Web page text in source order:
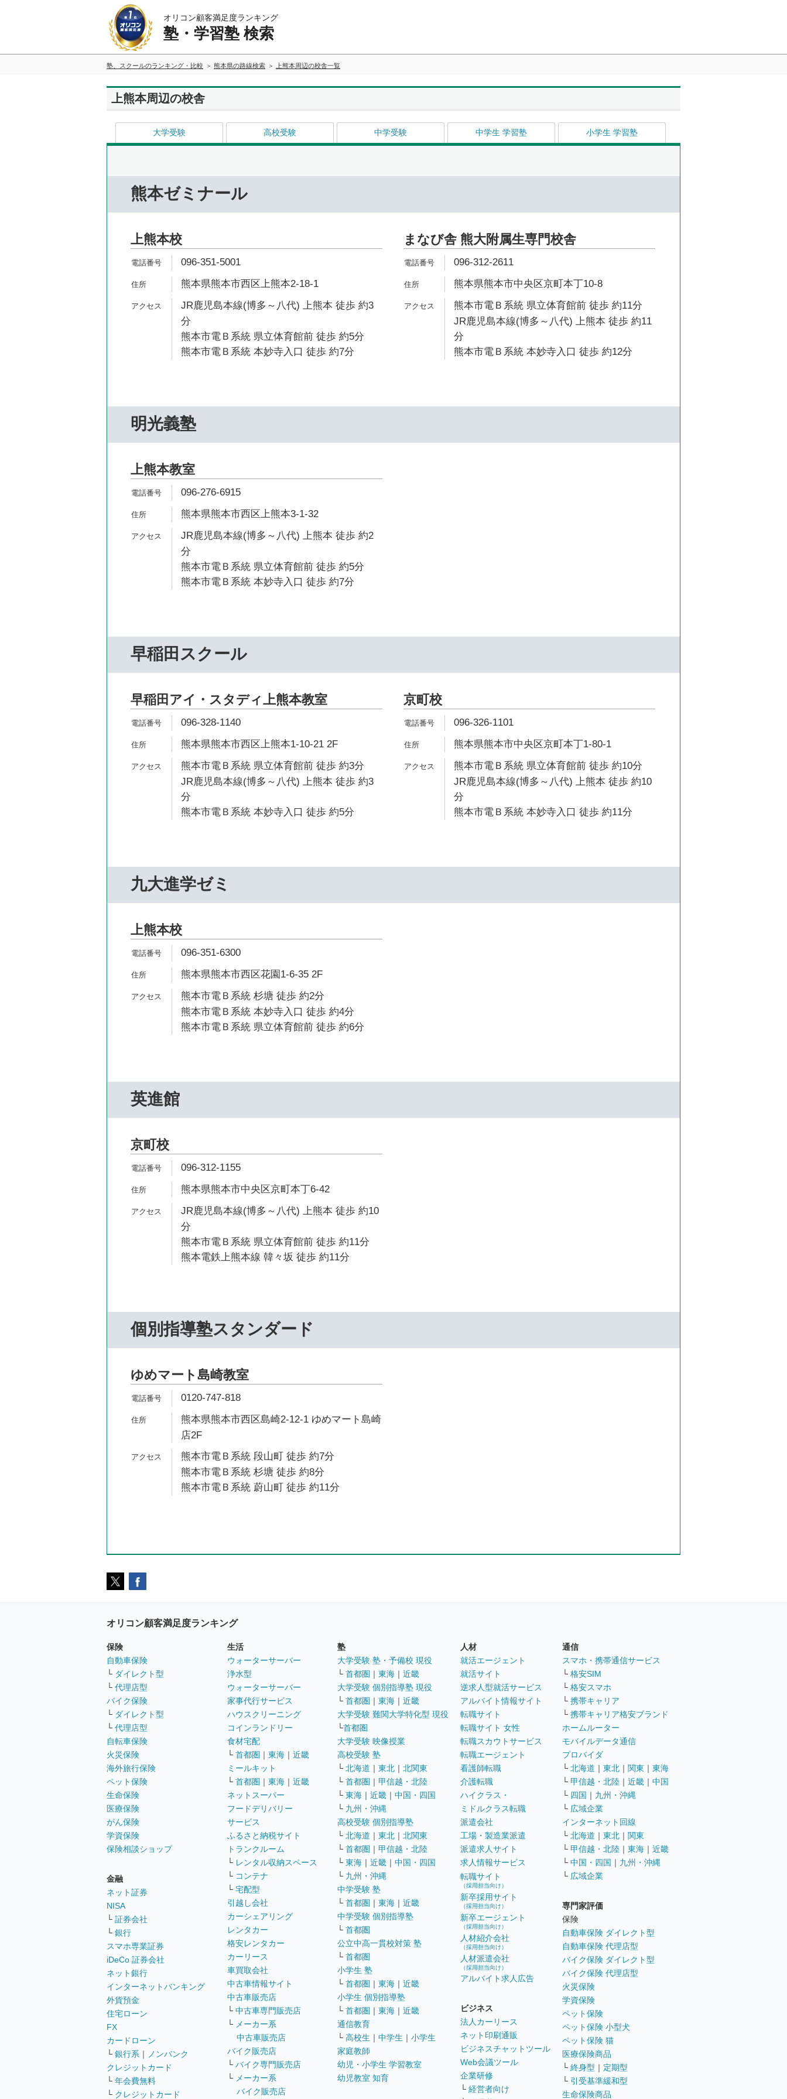
オリコン顧客満足度ランキング
塾・学習塾 検索
塾、スクールのランキング・比較 熊本県の路線検索 上熊本周辺の校舎一覧
上熊本周辺の校舎
大学受験 高校受験 中学受験 中学生 学習塾 小学生 学習塾
熊本ゼミナール
上熊本校
096-351-5001
熊本県熊本市西区上熊本2-18-1
JR鹿児島本線(博多～八代) 上熊本 徒歩 約3
分
熊本市電Ｂ系統 県立体育館前 徒歩 約5分
熊本市電Ｂ系統 本妙寺入口 徒歩 約7分
まなび舎 熊大附属生専門校舎
096-312-2611
熊本県熊本市中央区京町本丁10-8
熊本市電Ｂ系統 県立体育館前 徒歩 約11分
JR鹿児島本線(博多～八代) 上熊本 徒歩 約11
分
熊本市電Ｂ系統 本妙寺入口 徒歩 約12分
明光義塾
上熊本教室
096-276-6915
熊本県熊本市西区上熊本3-1-32
JR鹿児島本線(博多～八代) 上熊本 徒歩 約2
分
熊本市電Ｂ系統 県立体育館前 徒歩 約5分
熊本市電Ｂ系統 本妙寺入口 徒歩 約7分
早稲田スクール
早稲田アイ・スタディ上熊本教室
096-328-1140
熊本県熊本市西区上熊本1-10-21 2F
熊本市電Ｂ系統 県立体育館前 徒歩 約3分
JR鹿児島本線(博多～八代) 上熊本 徒歩 約3
分
熊本市電Ｂ系統 本妙寺入口 徒歩 約5分
京町校
096-326-1101
熊本県熊本市中央区京町本丁1-80-1
熊本市電Ｂ系統 県立体育館前 徒歩 約10分
JR鹿児島本線(博多～八代) 上熊本 徒歩 約10
分
熊本市電Ｂ系統 本妙寺入口 徒歩 約11分
九大進学ゼミ
上熊本校
096-351-6300
熊本県熊本市西区花園1-6-35 2F
熊本市電Ｂ系統 杉塘 徒歩 約2分
熊本市電Ｂ系統 本妙寺入口 徒歩 約4分
熊本市電Ｂ系統 県立体育館前 徒歩 約6分
英進館
京町校
096-312-1155
熊本県熊本市中央区京町本丁6-42
JR鹿児島本線(博多～八代) 上熊本 徒歩 約10
分
熊本市電Ｂ系統 県立体育館前 徒歩 約11分
熊本電鉄上熊本線 韓々坂 徒歩 約11分
個別指導塾スタンダード
ゆめマート島崎教室
0120-747-818
熊本県熊本市西区島崎2-12-1 ゆめマート島崎
店2F
熊本市電Ｂ系統 段山町 徒歩 約7分
熊本市電Ｂ系統 杉塘 徒歩 約8分
熊本市電Ｂ系統 蔚山町 徒歩 約11分
オリコン顧客満足度ランキング
保険
自動車保険
└ ダイレクト型
└ 代理店型
バイク保険
└ ダイレクト型
└ 代理店型
自転車保険
火災保険
海外旅行保険
ペット保険
生命保険
医療保険
がん保険
学資保険
保険相談ショップ
金融
ネット証券
NISA
└ 証券会社
└ 銀行
スマホ専業証券
iDeCo 証券会社
ネット銀行
インターネットバンキング
外貨預金
住宅ローン
FX
カードローン
└ 銀行系 ｜
ノンバンク
クレジットカード
└ 年会費無料
└ クレジットカード
生活
ウォーターサーバー
浄水型
ウォーターサーバー
家事代行サービス
ハウスクリーニング
コインランドリー
食材宅配
└ 首都圏 ｜ 東海 ｜ 近畿
ミールキット
└ 首都圏 ｜ 東海 ｜ 近畿
ネットスーパー
フードデリバリー
サービス
ふるさと納税サイト
トランクルーム
└ レンタル収納スペース
└ コンテナ
└ 宅配型
引越し会社
カーシェアリング
レンタカー
格安レンタカー
カーリース
車買取会社
中古車情報サイト
中古車販売店
└ 中古車専門販売店
└ メーカー系
中古車販売店
バイク販売店
└ バイク専門販売店
└ メーカー系
バイク販売店
塾
大学受験 塾・予備校 現役
└ 首都圏 ｜ 東海 ｜ 近畿
大学受験 個別指導塾 現役
└ 首都圏 ｜ 東海 ｜ 近畿
大学受験 難関大学特化型 現役
└首都圏
大学受験 映像授業
高校受験 塾
└ 北海道 ｜ 東北 ｜ 北関東
└ 首都圏 ｜ 甲信越・北陸
└ 東海 ｜ 近畿 ｜ 中国・四国
└ 九州・沖縄
高校受験 個別指導塾
└ 北海道 ｜ 東北 ｜ 北関東
└ 首都圏 ｜ 甲信越・北陸
└ 東海 ｜ 近畿 ｜ 中国・四国
└ 九州・沖縄
中学受験 塾
└ 首都圏 ｜ 東海 ｜ 近畿
中学受験 個別指導塾
└ 首都圏
公立中高一貫校対策 塾
└ 首都圏
小学生 塾
└ 首都圏 ｜ 東海 ｜ 近畿
小学生 個別指導塾
└ 首都圏 ｜ 東海 ｜ 近畿
通信教育
└ 高校生 ｜ 中学生 ｜ 小学生
家庭教師
幼児・小学生 学習教室
幼児教室 知育
人材
就活エージェント
就活サイト
逆求人型就活サービス
アルバイト情報サイト
転職サイト
転職サイト 女性
転職スカウトサービス
転職エージェント
看護師転職
介護転職
ハイクラス・
ミドルクラス転職
派遣会社
工場・製造業派遣
派遣求人サイト
求人情報サービス
転職サイト
（採用担当向け）
新卒採用サイト
（採用担当向け）
新卒エージェント
（採用担当向け）
人材紹介会社
（採用担当向け）
人材派遣会社
（採用担当向け）
アルバイト求人広告
ビジネス
法人カーリース
ネット印刷通販
ビジネスチャットツール
Web会議ツール
企業研修
└ 経営者向け
通信
スマホ・携帯通信サービス
└ 格安SIM
└ 格安スマホ
└ 携帯キャリア
└ 携帯キャリア格安ブランド
ホームルーター
モバイルデータ通信
プロバイダ
└ 北海道 ｜ 東北 ｜ 関東 ｜ 東海
└ 甲信越・北陸 ｜ 近畿 ｜ 中国
└ 四国 ｜ 九州・沖縄
└ 広域企業
インターネット回線
└ 北海道 ｜ 東北 ｜ 関東
└ 甲信越・北陸 ｜ 東海 ｜ 近畿
└ 中国・四国 ｜ 九州・沖縄
└ 広域企業
専門家評価
保険
自動車保険 ダイレクト型
自動車保険 代理店型
バイク保険 ダイレクト型
バイク保険 代理店型
火災保険
学資保険
ペット保険
ペット保険 小型犬
ペット保険 猫
医療保険商品
└ 終身型 ｜ 定期型
└ 引受基準緩和型
生命保険商品